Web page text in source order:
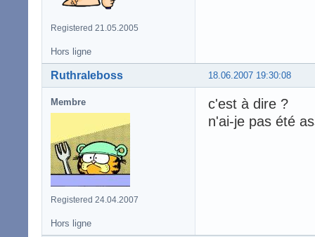
Registered 21.05.2005
Hors ligne
18.06.2007 19:30:08
Ruthraleboss
Membre
Registered 24.04.2007
c'est à dire ?
n'ai-je pas été
Hors ligne